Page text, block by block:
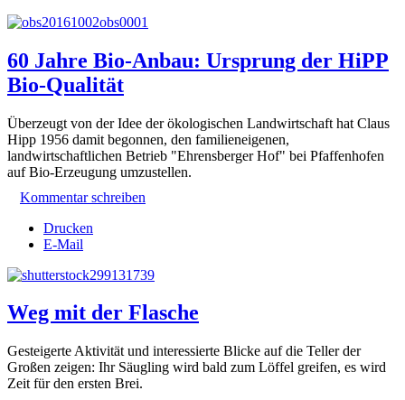
60 Jahre Bio-Anbau: Ursprung der HiPP
Bio-Qualität
Überzeugt von der Idee der ökologischen Landwirtschaft hat Claus
Hipp 1956 damit begonnen, den familieneigenen,
landwirtschaftlichen Betrieb "Ehrensberger Hof" bei Pfaffenhofen
auf Bio-Erzeugung umzustellen.
Kommentar schreiben
Drucken
E-Mail
Weg mit der Flasche
Gesteigerte Aktivität und interessierte Blicke auf die Teller der
Großen zeigen: Ihr Säugling wird bald zum Löffel greifen, es wird
Zeit für den ersten Brei.